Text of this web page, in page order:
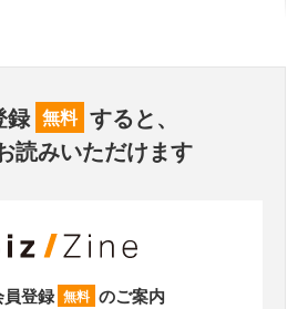
録 無料 すると、
読みいただけます
登録 無料 のご案内